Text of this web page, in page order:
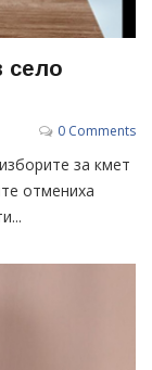
село
0 Comments
за кмет
отмениха